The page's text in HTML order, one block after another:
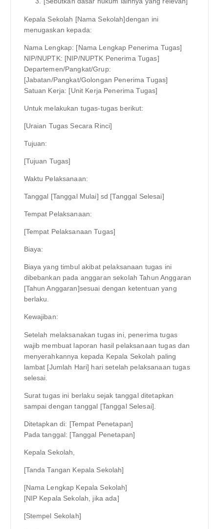
Kepala Sekolah [Nama Sekolah]dengan ini
menugaskan kepada:
Nama Lengkap: [Nama Lengkap Penerima Tugas]
NIP/NUPTK: [NIP/NUPTK Penerima Tugas]
Departemen/Pangkat/Grup:
[Jabatan/Pangkat/Golongan Penerima Tugas]
Satuan Kerja: [Unit Kerja Penerima Tugas]
Untuk melakukan tugas-tugas berikut:
[Uraian Tugas Secara Rinci]
Tujuan:
[Tujuan Tugas]
Waktu Pelaksanaan:
Tanggal [Tanggal Mulai] sd [Tanggal Selesai]
Tempat Pelaksanaan:
[Tempat Pelaksanaan Tugas]
Biaya:
Biaya yang timbul akibat pelaksanaan tugas ini
dibebankan pada anggaran sekolah Tahun Anggaran
[Tahun Anggaran]sesuai dengan ketentuan yang
berlaku.
Kewajiban:
Setelah melaksanakan tugas ini, penerima tugas
wajib membuat laporan hasil pelaksanaan tugas dan
menyerahkannya kepada Kepala Sekolah paling
lambat [Jumlah Hari] hari setelah pelaksanaan tugas
selesai.
Surat tugas ini berlaku sejak tanggal ditetapkan
sampai dengan tanggal [Tanggal Selesai].
Ditetapkan di: [Tempat Penetapan]
Pada tanggal: [Tanggal Penetapan]
Kepala Sekolah,
[Tanda Tangan Kepala Sekolah]
[Nama Lengkap Kepala Sekolah]
[NIP Kepala Sekolah, jika ada]
[Stempel Sekolah]